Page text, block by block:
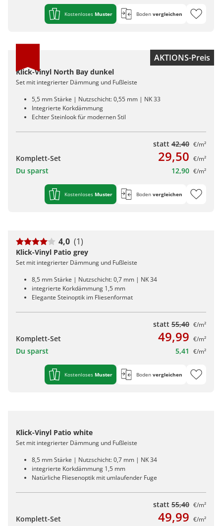
Kostenloses Muster Boden vergleichen
AKTIONS-Preis
Klick-Vinyl North Bay dunkel
Set mit integrierter Dämmung und Fußleiste
5,5 mm Stärke | Nutzschicht: 0,55 mm | NK 33
Integrierte Korkdämmung
Echter Steinlook für modernen Stil
statt 42,40 €/m²
Komplett-Set 29,50 €/m²
Du sparst 12,90 €/m²
Kostenloses Muster Boden vergleichen
4,0 (1)
Klick-Vinyl Patio grey
Set mit integrierter Dämmung und Fußleiste
8,5 mm Stärke | Nutzschicht: 0,7 mm | NK 34
integrierte Korkdämmung 1,5 mm
Elegante Steinoptik im Fliesenformat
statt 55,40 €/m²
Komplett-Set 49,99 €/m²
Du sparst 5,41 €/m²
Kostenloses Muster Boden vergleichen
Klick-Vinyl Patio white
Set mit integrierter Dämmung und Fußleiste
8,5 mm Stärke | Nutzschicht: 0,7 mm | NK 34
integrierte Korkdämmung 1,5 mm
Natürliche Fliesenoptik mit umlaufender Fuge
statt 55,40 €/m²
Komplett-Set 49,99 €/m²